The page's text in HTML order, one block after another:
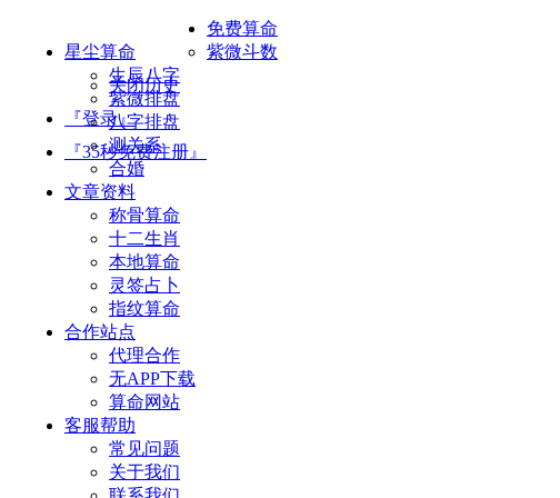
星尘算命
关闭历史
『登录』
『35秒免费注册』
免费算命
紫微斗数
生辰八字
紫微排盘
八字排盘
测关系
合婚
文章资料
称骨算命
十二生肖
本地算命
灵签占卜
指纹算命
合作站点
代理合作
无APP下载
算命网站
客服帮助
常见问题
关于我们